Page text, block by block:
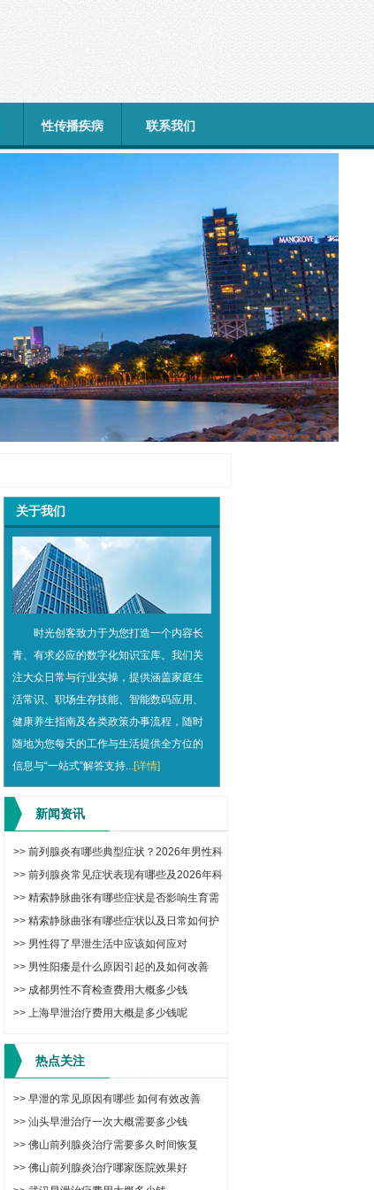
性传播疾病 联系我们
关于我们
时光创客致力于为您打造一个内容长
青、有求必应的数字化知识宝库。我们关
注大众日常与行业实操，提供涵盖家庭生
活常识、职场生存技能、智能数码应用、
健康养生指南及各类政策办事流程，随时
随地为您每天的工作与生活提供全方位的
信息与“一站式”解答支持... [详情]
新闻资讯
>> 前列腺炎有哪些典型症状？2026年男性科
学治疗与日常调理方法
>> 前列腺炎常见症状表现有哪些及2026年科
学治疗与预防方法
>> 精索静脉曲张有哪些症状是否影响生育需
要手术吗
>> 精索静脉曲张有哪些症状以及日常如何护
理改善
>> 男性得了早泄生活中应该如何应对
>> 男性阳痿是什么原因引起的及如何改善
>> 成都男性不育检查费用大概多少钱
>>
上海早泄治疗费用大概是多少钱呢
热点关注
>> 早泄的常见原因有哪些 如何有效改善
>> 汕头早泄治疗一次大概需要多少钱
>> 佛山前列腺炎治疗需要多久时间恢复
>> 佛山前列腺炎治疗哪家医院效果好